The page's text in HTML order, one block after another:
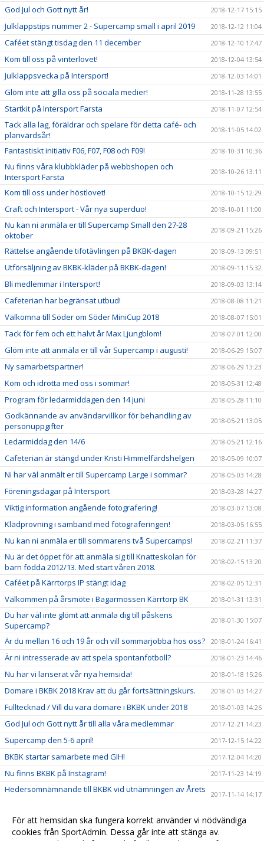
God Jul och Gott nytt år! 2018-12-17 15:15
Julklappstips nummer 2 - Supercamp small i april 2019 2018-12-12 11:04
Caféet stängt tisdag den 11 december 2018-12-10 17:47
Kom till oss på vinterlovet! 2018-12-04 13:54
Julklappsvecka på Intersport! 2018-12-03 14:01
Glöm inte att gilla oss på sociala medier! 2018-11-28 13:55
Startkit på Intersport Farsta 2018-11-07 12:54
Tack alla lag, föräldrar och spelare för detta café- och
planvärdsår!
2018-11-05 14:02
Fantastiskt initiativ F06, F07, F08 och F09! 2018-10-31 10:36
Nu finns våra klubbkläder på webbshopen och
Intersport Farsta
2018-10-26 13:11
Kom till oss under höstlovet! 2018-10-15 12:29
Craft och Intersport - Vår nya superduo! 2018-10-01 11:00
Nu kan ni anmäla er till Supercamp Small den 27-28
oktober
2018-09-21 15:26
Rättelse angående tifotävlingen på BKBK-dagen 2018-09-13 09:51
Utförsäljning av BKBK-kläder på BKBK-dagen! 2018-09-11 15:32
Bli medlemmar i Intersport! 2018-09-03 13:14
Cafeterian har begränsat utbud! 2018-08-08 11:21
Välkomna till Söder om Söder MiniCup 2018 2018-08-07 15:01
Tack för fem och ett halvt år Max Ljungblom! 2018-07-01 12:00
Glöm inte att anmäla er till vår Supercamp i augusti! 2018-06-29 15:07
Ny samarbetspartner! 2018-06-29 13:23
Kom och idrotta med oss i sommar! 2018-05-31 12:48
Program för ledarmiddagen den 14 juni 2018-05-28 11:10
Godkännande av användarvillkor för behandling av
personuppgifter
2018-05-21 13:05
Ledarmiddag den 14/6 2018-05-21 12:16
Cafeterian är stängd under Kristi Himmelfärdshelgen 2018-05-09 10:07
Ni har väl anmält er till Supercamp Large i sommar? 2018-05-03 14:28
Föreningsdagar på Intersport 2018-03-28 14:27
Viktig information angående fotografering! 2018-03-07 13:08
Klädprovning i samband med fotograferingen! 2018-03-05 16:55
Nu kan ni anmäla er till sommarens två Supercamps! 2018-02-21 11:37
Nu är det öppet för att anmäla sig till Knatteskolan för
barn födda 2012/13. Med start våren 2018.
2018-02-15 13:20
Caféet på Kärrtorps IP stängt idag 2018-02-05 12:31
Välkommen på årsmöte i Bagarmossen Kärrtorp BK 2018-01-31 13:31
Du har väl inte glömt att anmäla dig till påskens
Supercamp?
2018-01-30 15:07
Är du mellan 16 och 19 år och vill sommarjobba hos oss? 2018-01-24 16:41
Är ni intresserade av att spela spontanfotboll? 2018-01-23 14:46
Nu har vi lanserat vår nya hemsida! 2018-01-18 15:26
Domare i BKBK 2018 Krav att du går fortsättningskurs. 2018-01-03 14:27
Fulltecknad / Vill du vara domare i BKBK under 2018 2018-01-03 14:26
God Jul och Gott nytt år till alla våra medlemmar 2017-12-21 14:23
Supercamp den 5-6 april! 2017-12-15 14:22
BKBK startar samarbete med GIH! 2017-12-04 14:20
Nu finns BKBK på Instagram! 2017-11-23 14:19
Hedersomnämnande till BKBK vid utnämningen av Årets
2017-11-14 14:17
Ny stödlinje för idrottsledare 2017-11-14 14:15
Grattis vårt kära damlag till avancemanget! 2017-11-07 14:03
För att hemsidan ska fungera korrekt använder vi nödvändiga
cookies från SportAdmin. Dessa går inte att stänga av.